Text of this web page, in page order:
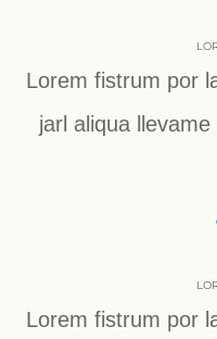
Lorem fistrum por
jarl aliqua
Lorem fistrum por